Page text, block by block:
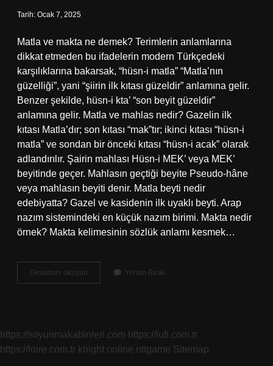
Tarih: Ocak 7, 2025
Matla ve makta ne demek? Terimlerin anlamlarına
dikkat etmeden bu ifadelerin modern Türkçedeki
karşılıklarına bakarsak, “hüsn-i matla” “Matla’nın
güzelliği”, yani “şiirin ilk kıtası güzeldir” anlamına gelir.
Benzer şekilde, hüsn-i kta’ “son beyit güzeldir”
anlamına gelir. Matla ve mahlas nedir? Gazelin ilk
kıtası Matla’dır; son kıtası “mak”tır; ikinci kıtası “hüsn-i
matla” ve sondan bir önceki kıtası “hüsn-i acak” olarak
adlandırılır. Şairin mahlası Hüsn-i MEK’ veya MEK’
beyitinde geçer. Mahlasın geçtiği beyite Pseudo-hâne
veya mahlasın beyiti denir. Matla beyti nedir
edebiyatta? Gazel ve kasidenin ilk uyaklı beyti. Arap
nazım sistemindeki en küçük nazım birimi. Makta nedir
örnek? Makta kelimesinin sözlük anlamı kesmek…
Devamını okuyun
Ne
Yorum Bırak
https://soyunmakabinleri.com https://lufi.com.tr
https://loire.com.tr knight online nttgame Sitemap